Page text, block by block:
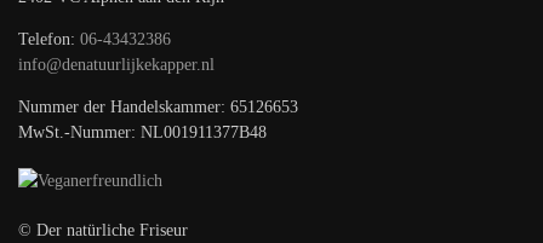
Telefon: 06-43432386
info@denatuurlijkekapper.nl
Nummer der Handelskammer: 65126653
MwSt.-Nummer: NL001911377B48
© Der natürliche Friseur